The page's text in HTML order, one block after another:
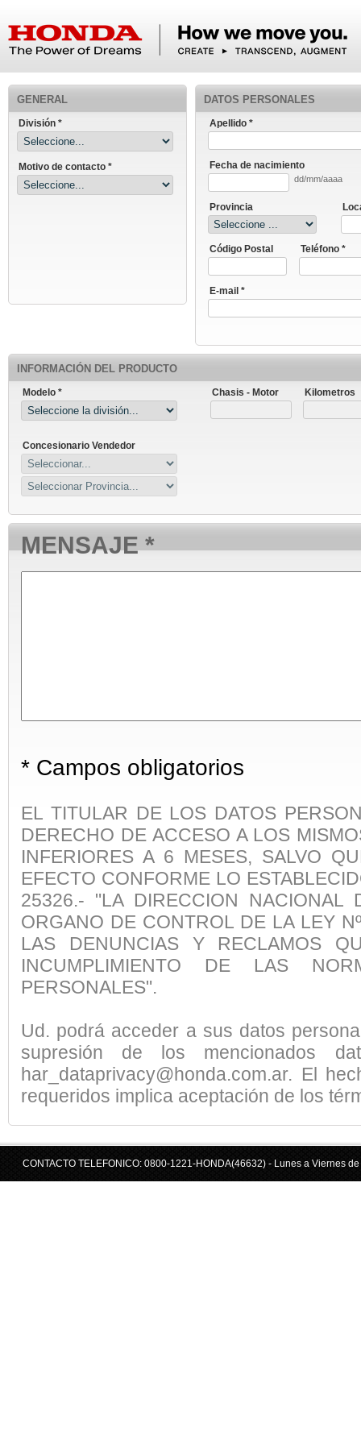
GENERAL
División *
Motivo de contacto *
DATOS PERSONALES
Apellido *
Fecha de nacimiento
dd/mm/aaaa
Provincia
Código Postal Teléfono *
E-mail *
INFORMACIÓN DEL PRODUCTO
Modelo * Chasis - Motor Kilometros
Concesionario Vendedor
MENSAJE *
* Campos obligatorios
EL TITULAR DE LOS DATOS
DERECHO DE ACCESO A LOS
INFERIORES A 6 MESES, SALVO
EFECTO CONFORME LO
25326.- "LA DIRECCION NACIONAL
ORGANO DE CONTROL DE LA LEY
LAS DENUNCIAS Y RECLAMOS
INCUMPLIMIENTO DE LAS
PERSONALES".
Ud. podrá acceder a sus datos
supresión de los mencionados
har_dataprivacy@honda.com.ar. El
requeridos implica aceptación de los
CONTACTO TELEFONICO: 0800-1221-HONDA(46632) - Lunes a Viernes